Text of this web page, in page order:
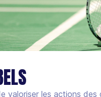
valoriser les actions des